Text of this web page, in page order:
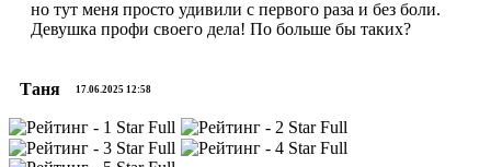
но тут меня просто удивили с первого раза и без боли.
Девушка профи своего дела! По больше бы таких?
Таня 17.06.2025 12:58